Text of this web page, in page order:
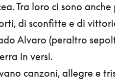
Tra loro ci sono
di sconfitte e di
Alvaro (peraltro
in versi.
canzoni, allegre e